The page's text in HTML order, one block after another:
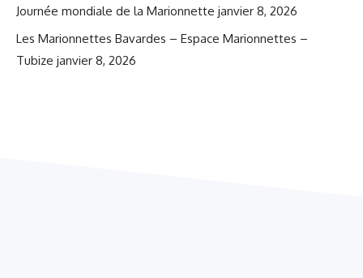
Journée mondiale de la Marionnette janvier 8, 2026
Les Marionnettes Bavardes – Espace Marionnettes –
Tubize janvier 8, 2026